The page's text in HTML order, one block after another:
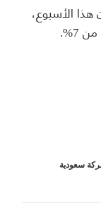
6% حتى الآن هذا الأسبوع،
سعودية